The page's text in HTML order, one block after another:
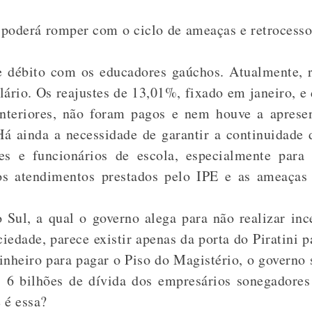
romper com o ciclo de ameaças e
com os educadores gaúchos. Atualmente,
Os reajustes de 13,01%, fixado em janeiro,
não foram pagos e nem houve a
ainda a necessidade de garantir a continuidade
e funcionários de escola, especialmente
atendimentos prestados pelo IPE e as
a qual o governo alega para não realizar
parece existir apenas da porta do Piratini
para pagar o Piso do Magistério, o governo
bilhões de dívida dos empresários
essa?